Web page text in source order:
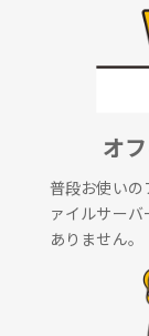
オ
普段お使いの
ァイルサー
ありません。